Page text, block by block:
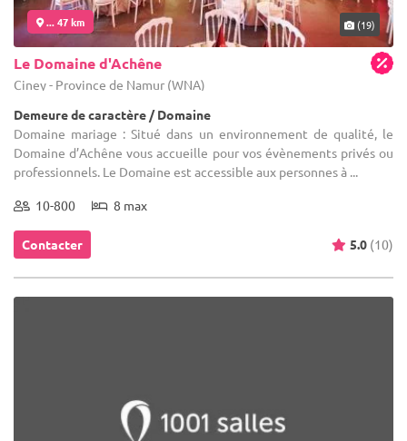
... 47 km (19)
Le Domaine d'Achêne
Ciney - Province de Namur (WNA)
Demeure de caractère / Domaine
Domaine mariage : Situé dans un environnement de qualité, le
Domaine d’Achêne vous accueille pour vos évènements privés ou
professionnels. Le Domaine est accessible aux personnes à ...
10-800 8 max
Contacter 5.0 (10)